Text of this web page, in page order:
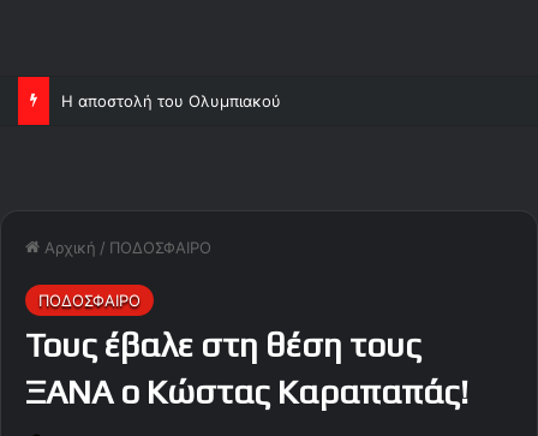
Η αποστολή του Ολυμπιακού
Αρχική / ΠΟΔΟΣΦΑΙΡΟ
ΠΟΔΟΣΦΑΙΡΟ
Τους έβαλε στη θέση τους
ΞΑΝΑ ο Κώστας Καραπαπάς!